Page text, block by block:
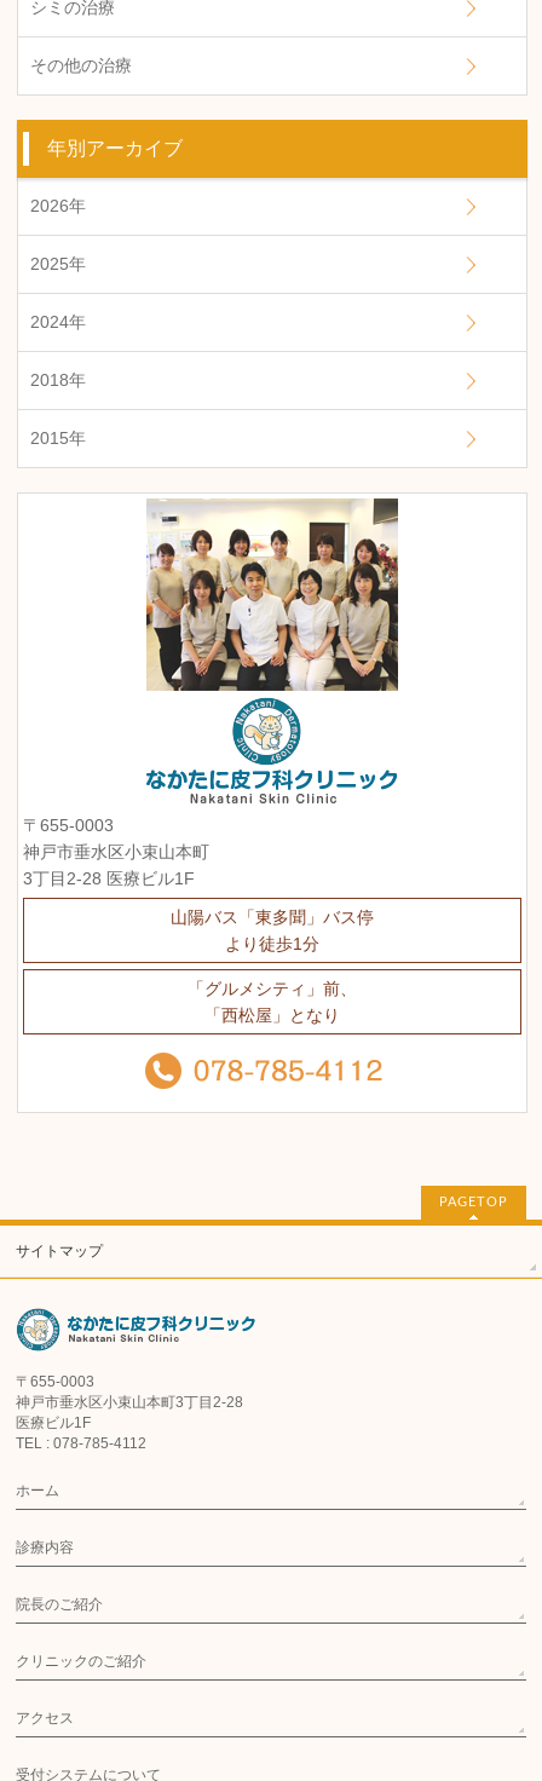
シミの治療
その他の治療
年別アーカイブ
2026年
2025年
2024年
2018年
2015年
〒655-0003
神戸市垂水区小束山本町
3丁目2-28 医療ビル1F
山陽バス「東多聞」バス停
より徒歩1分
「グルメシティ」前、
「西松屋」となり
PAGETOP
サイトマップ
〒655-0003
神戸市垂水区小束山本町3丁目2-28
医療ビル1F
TEL : 078-785-4112
ホーム
診療内容
院長のご紹介
クリニックのご紹介
アクセス
受付システムについて